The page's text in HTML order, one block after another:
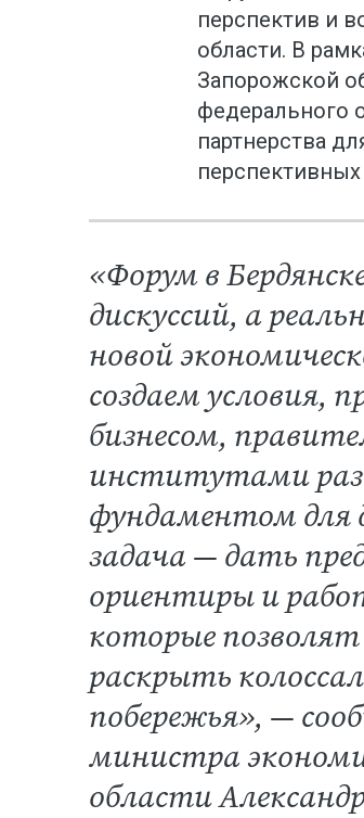
перспектив и
области. В
Запорожской
федерального
партнерства
«Форум в
дискуссий, а
новой
создаем условия,
бизнесом,
институтами
фундаментом для
задача — дать
ориентиры и
которые
раскрыть
побережья», —
министра
области